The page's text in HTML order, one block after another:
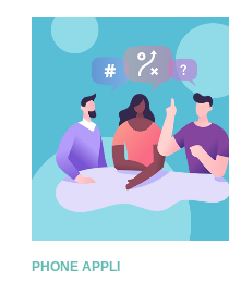
PHONE APPLI